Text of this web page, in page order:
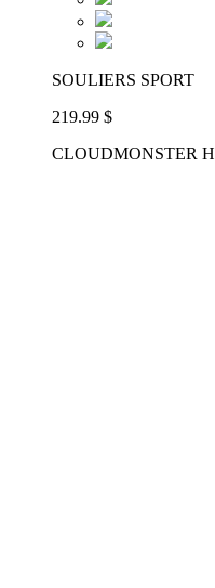
SOULIERS SPORT
219.99 $
CLOUDMONSTER H